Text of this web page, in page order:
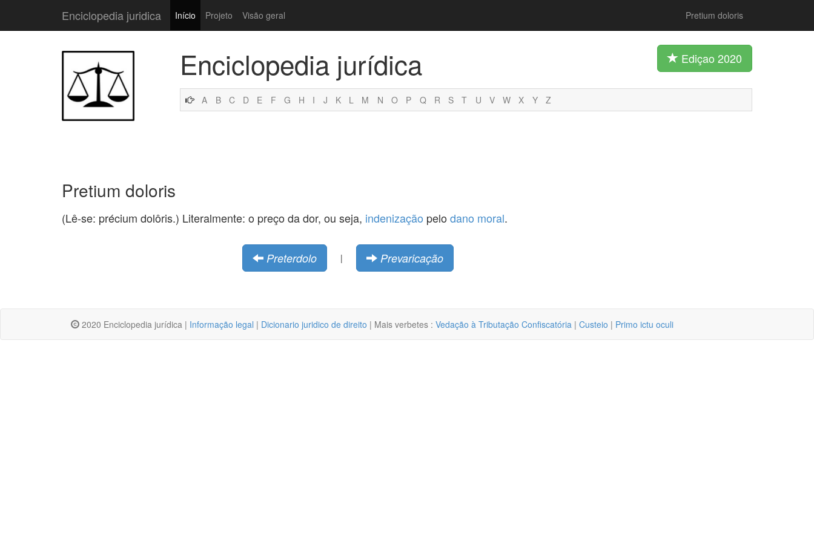
Enciclopedia juridica Início Projeto Visão geral Pretium doloris
Enciclopedia jurídica Ediçao 2020
A B C D E F G H I J K L M N O P Q R S T U V W X Y Z
Pretium doloris
(Lê-se: précium dolôris.) Literalmente: o preço da dor, ou seja, indenização pelo dano moral.
Preterdolo | Prevaricação
2020 Enciclopedia jurídica | Informação legal | Dicionario juridico de direito | Mais verbetes : Vedação à Tributação Confiscatória | Custeio | Primo ictu oculi